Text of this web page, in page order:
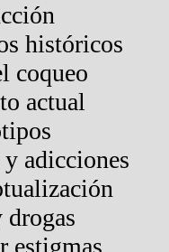
históricos
coqueo
actual
adicciones
estigmas